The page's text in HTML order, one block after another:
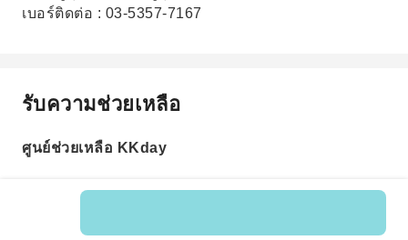
เบอร์ติดต่อ : 03-5357-7167
รับความช่วยเหลือ
ศูนย์ช่วยเหลือ KKday
รหัสสินค้า: 200119